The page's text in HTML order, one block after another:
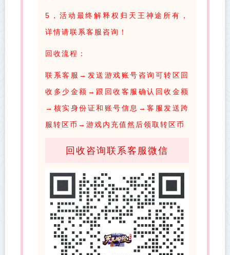
5，活动最终解释权归天王神途所有，
详情请联系客服咨询！
回收流程：
联系客服→发送游戏账号咨询可转区回
收多少金额→跟回收客服确认回收金额
→核实身份证和账号信息→客服发送跨
服转区币→游戏内充值然后领取转区币
回收咨询联系客服微信